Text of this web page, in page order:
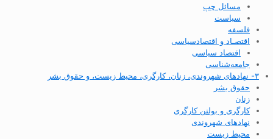
مسائل چپ
سیاست
فلسفه
اقتصـاد و اقتصاد‌سیاسی
اقتصاد سیاسی
جامعه‌شناسی
۳- نهادهای شهروندی، زنان، کارگری، محیط زیست، و حقوق بشر
حقوق بشر
زنان
کارگری و بولتن کارگری
نهادهای شهروندی
محیط زیست